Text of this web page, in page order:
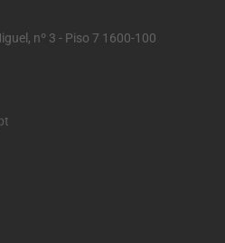
nº 3 - Piso 7 1600-100